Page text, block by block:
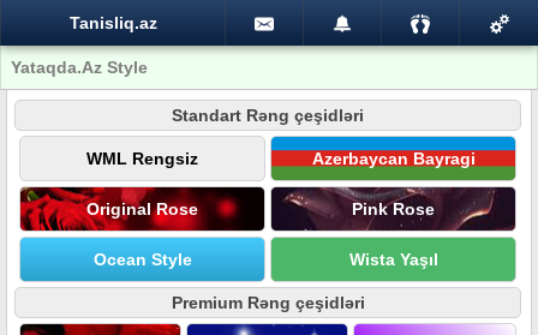
Tanisliq.az
Yataqda.Az Style
Standart Rəng çeşidləri
WML Rengsiz Azerbaycan Bayragi
Original Rose Pink Rose
Ocean Style Wista Yaşıl
Premium Rəng çeşidləri